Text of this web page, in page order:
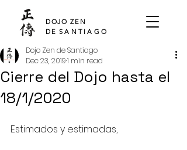
DOJO ZEN
DE SANTIAGO
Cierre del Dojo hasta el
18/1/2020
Dojo Zen de Santiago
Dec 23, 20191 min read
Estimados y estimadas,